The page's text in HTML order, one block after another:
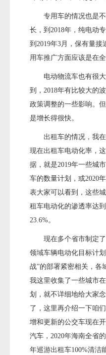
专用车的情况也是不
长，到2018年，纯电动
到2019年3月，保有量
用车推广方面应该是在全
电动物流车也有很大
到，2018年有比较大的
政策调整的一些影响。
是增长得很快。
出租车的情况，我在
现在出租车电动化率，
据，就是2019年一些城
车的数量计划，或2020
表大家可以看到，这些
租车电动化的渗透率达
23.6%。
现在多个省市制定了
领域车辆电动化目标计
战”的部署紧密相关，各
我这里收集了一些城市
划，就不详细地给大家
了，这里再介绍一下咱
增和更新的公交车现在
汽车，2020年海南全省
年巡游出租车100%清洁